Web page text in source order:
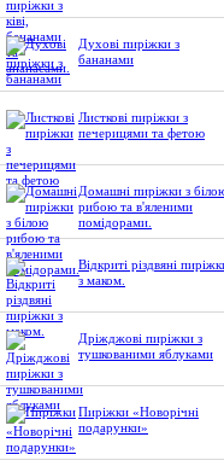
Духові пиріжки з
бананами
Листкові пиріжки з
печерицями та фетою
Домашні пиріжки з
рибою та в'яленими
помідорами.
Відкриті різдвяні
з маком.
Дріжджові пиріжки з
тушкованими яблуками
Пиріжки «Новорічні
подарунки»